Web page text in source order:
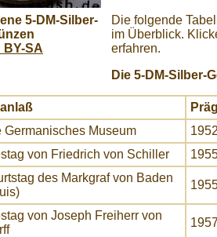
5-DM-Silber-
BY-SA
Die folgende
im Überblick.
erfahren.
Die 5-DM-Silber-
Germanisches Museum
1952
von Friedrich von Schiller
des Markgraf von Baden
von Joseph Freiherr von